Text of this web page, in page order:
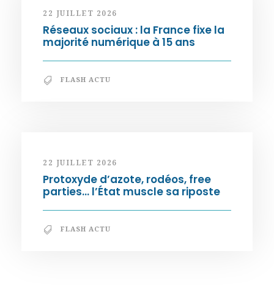
22 JUILLET 2026
Réseaux sociaux : la France fixe la
majorité numérique à 15 ans
FLASH ACTU
22 JUILLET 2026
Protoxyde d’azote, rodéos, free
parties… l’État muscle sa riposte
FLASH ACTU